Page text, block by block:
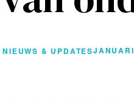
NIEUWS & UPDATES